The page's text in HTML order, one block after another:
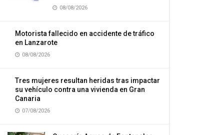
08/08/2026
Motorista fallecido en accidente de tráfico
en Lanzarote
08/08/2026
Tres mujeres resultan heridas tras impactar
su vehículo contra una vivienda en Gran
Canaria
07/08/2026